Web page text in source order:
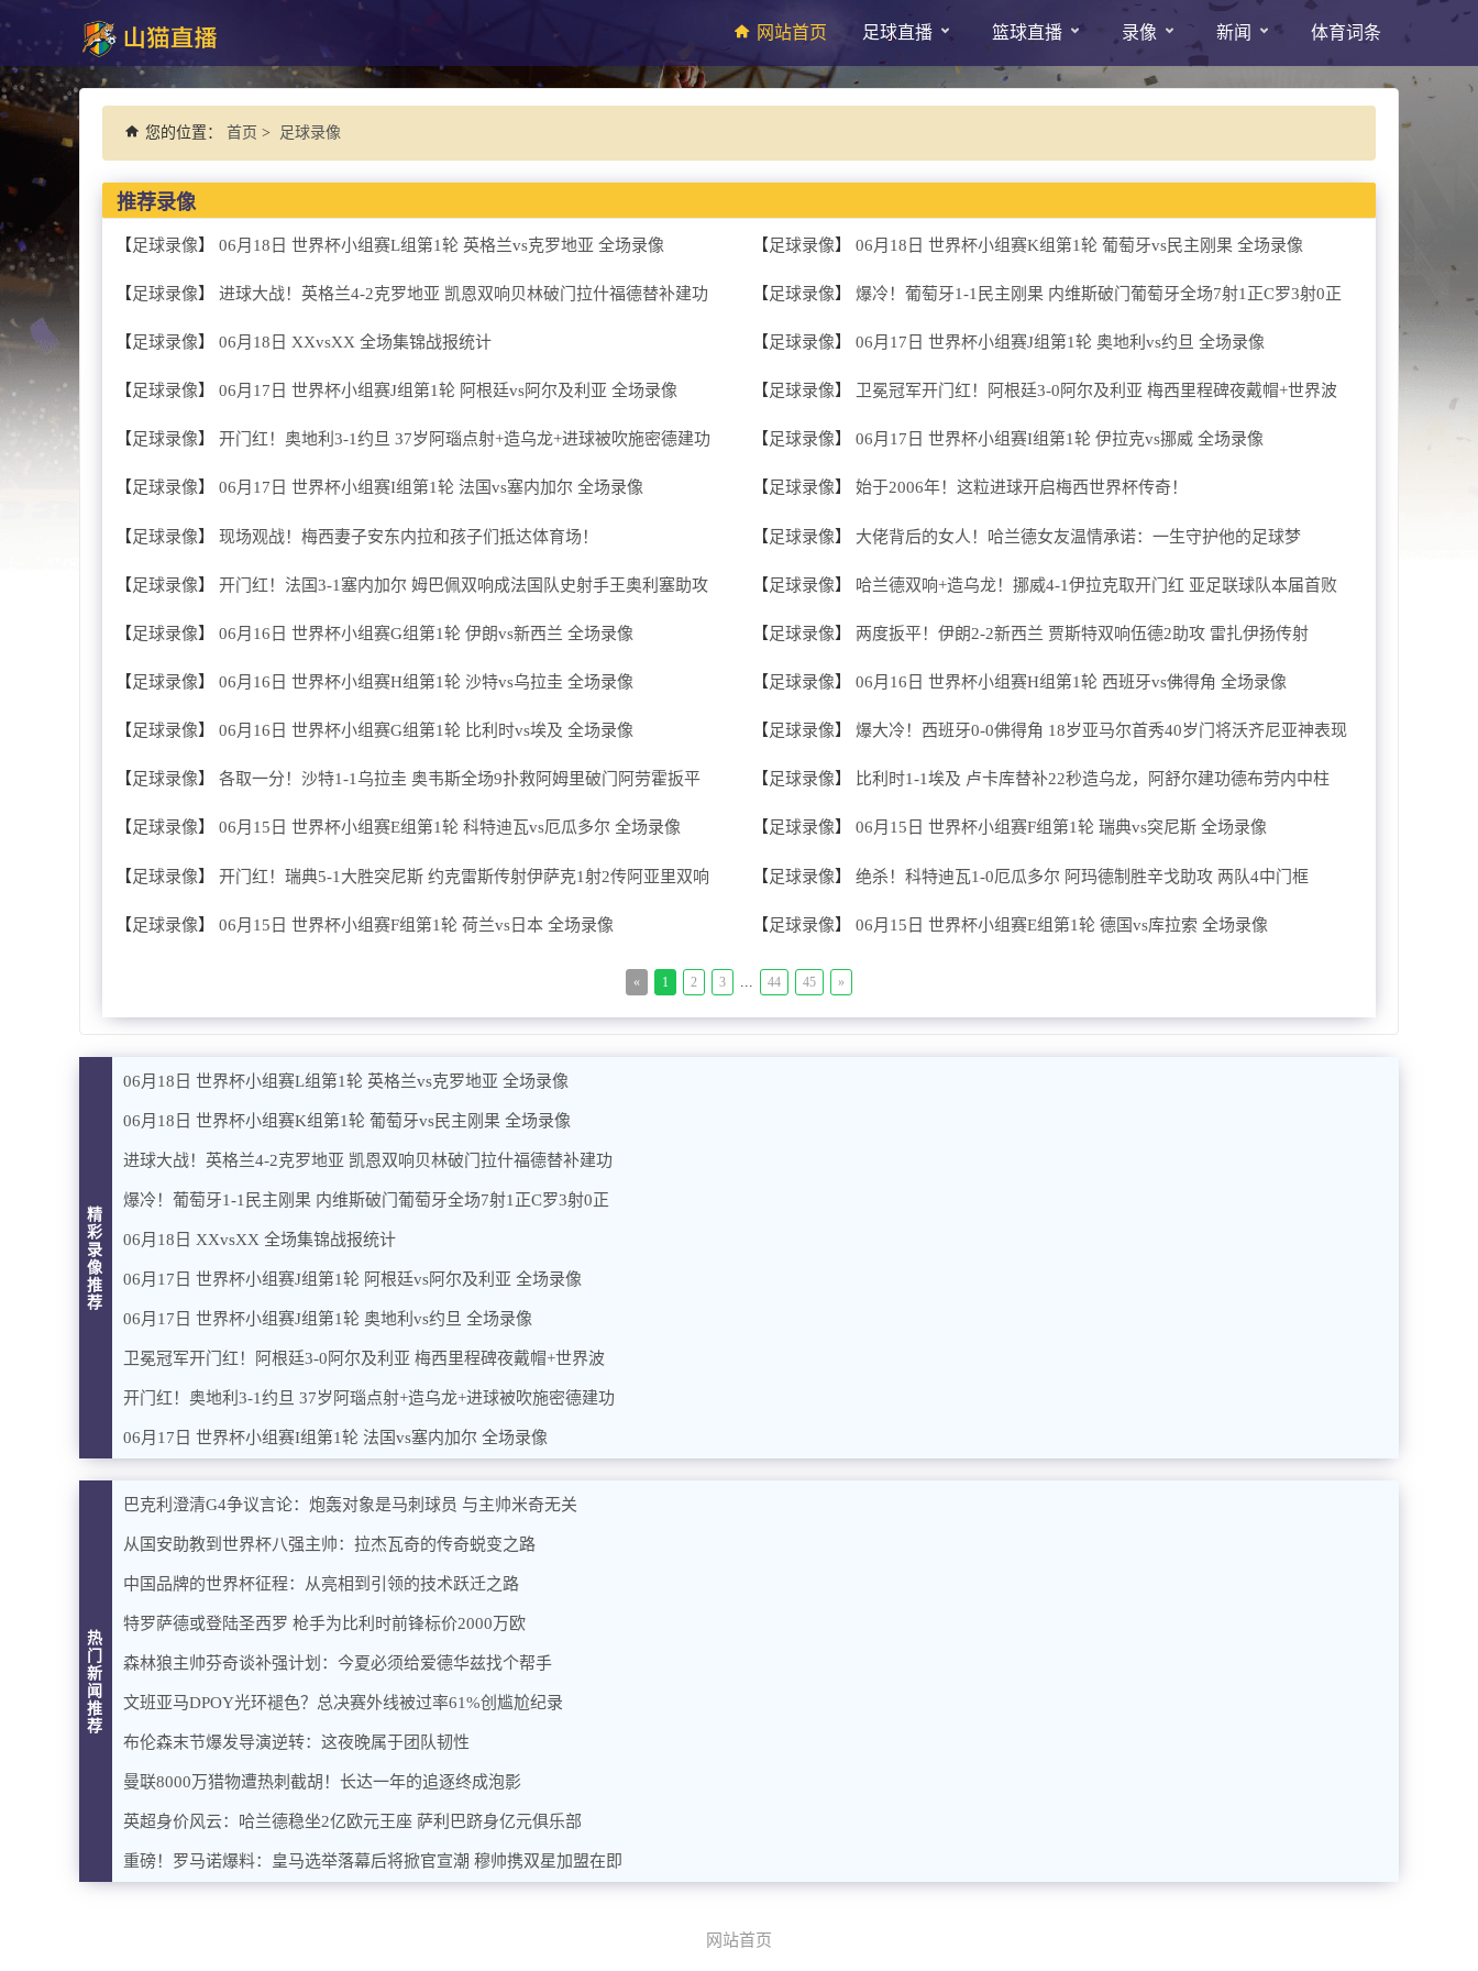
网站首页 足球直播 篮球直播 录像 新闻 体育词条
您的位置： 首页 > 足球录像
推荐录像
【足球录像】 06月18日 世界杯小组赛L组第1轮 英格兰vs克罗地亚 全场录像 【足球录像】 06月18日 世界杯小组赛K组第1轮 葡萄牙vs民主刚果 全场录像
【 足球录像】 进球大战！英格兰4-2克罗地亚 凯恩双响贝林破门拉什福德替补建功 【 足球录像】 爆冷！葡萄牙1-1民主刚果 内维斯破门葡萄牙全场7射1正C罗3射0正
【 足球录像】 06月18日 XXvsXX 全场集锦战报统计 【 足球录像】 06月17日 世界杯小组赛J组第1轮 奥地利vs约旦 全场录像
【 足球录像】 06月17日 世界杯小组赛J组第1轮 阿根廷vs阿尔及利亚 全场录像 【 足球录像】 卫冕冠军开门红！阿根廷3-0阿尔及利亚 梅西里程碑夜戴帽+世界波
【足球录像】 开门红！奥地利3-1约旦 37岁阿瑙点射+造乌龙+进球被吹施密德建功 【足球录像】 06月17日 世界杯小组赛I组第1轮 伊拉克vs挪威 全场录像
【足球录像】 06月17日 世界杯小组赛I组第1轮 法国vs塞内加尔 全场录像 【足球录像】 始于2006年！这粒进球开启梅西世界杯传奇！
【足球录像】 现场观战！梅西妻子安东内拉和孩子们抵达体育场！ 【足球录像】 大佬背后的女人！哈兰德女友温情承诺：一生守护他的足球梦
【 足球录像】 开门红！法国3-1塞内加尔 姆巴佩双响成法国队史射手王奥利塞助攻 【 足球录像】 哈兰德双响+造乌龙！挪威4-1伊拉克取开门红 亚足联球队本届首败
【 足球录像】 06月16日 世界杯小组赛G组第1轮 伊朗vs新西兰 全场录像 【 足球录像】 两度扳平！伊朗2-2新西兰 贾斯特双响伍德2助攻 雷扎伊扬传射
【 足球录像】 06月16日 世界杯小组赛H组第1轮 沙特vs乌拉圭 全场录像 【 足球录像】 06月16日 世界杯小组赛H组第1轮 西班牙vs佛得角 全场录像
【 足球录像】 06月16日 世界杯小组赛G组第1轮 比利时vs埃及 全场录像 【 足球录像】 爆大冷！西班牙0-0佛得角 18岁亚马尔首秀40岁门将沃齐尼亚神表现
【足球录像】 各取一分！沙特1-1乌拉圭 奥韦斯全场9扑救阿姆里破门阿劳霍扳平 【足球录像】 比利时1-1埃及 卢卡库替补22秒造乌龙，阿舒尔建功德布劳内中柱
【足球录像】 06月15日 世界杯小组赛E组第1轮 科特迪瓦vs厄瓜多尔 全场录像 【足球录像】 06月15日 世界杯小组赛F组第1轮 瑞典vs突尼斯 全场录像
【 足球录像】 开门红！瑞典5-1大胜突尼斯 约克雷斯传射伊萨克1射2传阿亚里双响 【 足球录像】 绝杀！科特迪瓦1-0厄瓜多尔 阿玛德制胜辛戈助攻 两队4中门框
【 足球录像】 06月15日 世界杯小组赛F组第1轮 荷兰vs日本 全场录像 【 足球录像】 06月15日 世界杯小组赛E组第1轮 德国vs库拉索 全场录像
« 1 2 3 ... 44 45 »
精
彩
录
像
推
荐
06月18日 世界杯小组赛L组第1轮 英格兰vs克罗地亚 全场录像
06月18日 世界杯小组赛K组第1轮 葡萄牙vs民主刚果 全场录像
进球大战！英格兰4-2克罗地亚 凯恩双响贝林破门拉什福德替补建功
爆冷！葡萄牙1-1民主刚果 内维斯破门葡萄牙全场7射1正C罗3射0正
06月18日 XXvsXX 全场集锦战报统计
06月17日 世界杯小组赛J组第1轮 阿根廷vs阿尔及利亚 全场录像
06月17日 世界杯小组赛J组第1轮 奥地利vs约旦 全场录像
卫冕冠军开门红！阿根廷3-0阿尔及利亚 梅西里程碑夜戴帽+世界波
开门红！奥地利3-1约旦 37岁阿瑙点射+造乌龙+进球被吹施密德建功
06月17日 世界杯小组赛I组第1轮 法国vs塞内加尔 全场录像
热
门
新
闻
推
荐
巴克利澄清G4争议言论：炮轰对象是马刺球员 与主帅米奇无关
从国安助教到世界杯八强主帅：拉杰瓦奇的传奇蜕变之路
中国品牌的世界杯征程：从亮相到引领的技术跃迁之路
特罗萨德或登陆圣西罗 枪手为比利时前锋标价2000万欧
森林狼主帅芬奇谈补强计划：今夏必须给爱德华兹找个帮手
文班亚马DPOY光环褪色？总决赛外线被过率61%创尴尬纪录
布伦森末节爆发导演逆转：这夜晚属于团队韧性
曼联8000万猎物遭热刺截胡！长达一年的追逐终成泡影
英超身价风云：哈兰德稳坐2亿欧元王座 萨利巴跻身亿元俱乐部
重磅！罗马诺爆料：皇马选举落幕后将掀官宣潮 穆帅携双星加盟在即
网站首页